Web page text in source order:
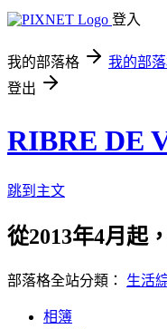
登入
我的部落格 我的部
登出
RIBRE DE
跳到主文
從2013年4月起
部落格全站分類： 生活
相簿